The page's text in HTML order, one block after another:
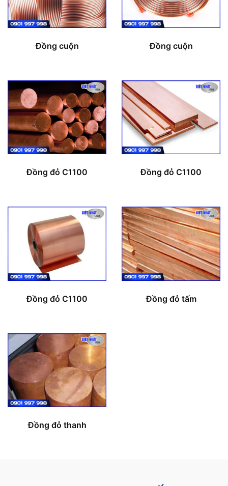
Đồng cuộn Đồng cuộn
Đồng đỏ C1100 Đồng đỏ C1100
Đồng đỏ C1100 Đồng đỏ tấm
Đồng đỏ thanh